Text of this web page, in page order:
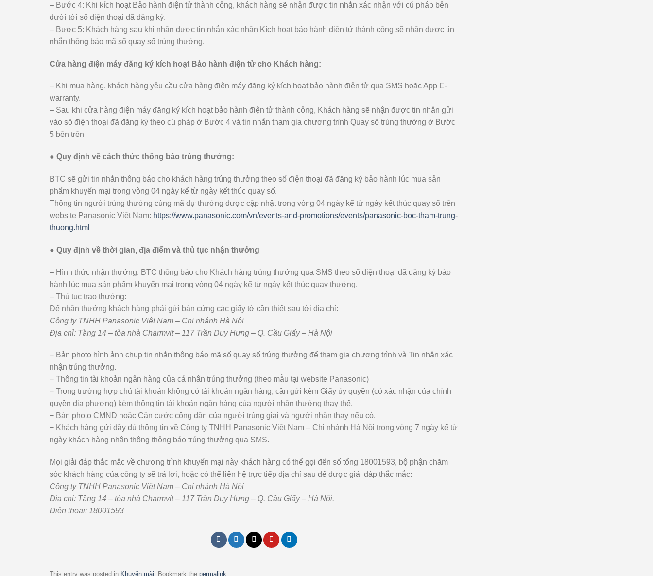
– Bước 4: Khi kích hoạt Bảo hành điện tử thành công, khách hàng sẽ nhận được tin nhắn xác nhận với cú pháp bên
dưới tới số điện thoại đã đăng ký.
– Bước 5: Khách hàng sau khi nhận được tin nhắn xác nhận Kích hoạt bảo hành điện tử thành công sẽ nhận được tin
nhắn thông báo mã số quay số trúng thưởng.
Cửa hàng điện máy đăng ký kích hoạt Bảo hành điện tử cho Khách hàng:
– Khi mua hàng, khách hàng yêu cầu cửa hàng điện máy đăng ký kích hoạt bảo hành điện tử qua SMS hoặc App E-
warranty.
– Sau khi cửa hàng điện máy đăng ký kích hoạt bảo hành điện tử thành công, Khách hàng sẽ nhận được tin nhắn gửi
vào số điện thoại đã đăng ký theo cú pháp ở Bước 4 và tin nhắn tham gia chương trình Quay số trúng thưởng ở Bước
5 bên trên
● Quy định về cách thức thông báo trúng thưởng:
BTC sẽ gửi tin nhắn thông báo cho khách hàng trúng thưởng theo số điện thoại đã đăng ký bảo hành lúc mua sản
phẩm khuyến mại trong vòng 04 ngày kể từ ngày kết thúc quay số.
Thông tin người trúng thưởng cùng mã dự thưởng được cập nhật trong vòng 04 ngày kể từ ngày kết thúc quay số trên
website Panasonic Việt Nam: https://www.panasonic.com/vn/events-and-promotions/events/panasonic-boc-tham-trung-
thuong.html
● Quy định về thời gian, địa điểm và thủ tục nhận thưởng
– Hình thức nhận thưởng: BTC thông báo cho Khách hàng trúng thưởng qua SMS theo số điện thoại đã đăng ký bảo
hành lúc mua sản phẩm khuyến mại trong vòng 04 ngày kể từ ngày kết thúc quay thưởng.
– Thủ tục trao thưởng:
Để nhận thưởng khách hàng phải gửi bản cứng các giấy tờ cần thiết sau tới địa chỉ:
Công ty TNHH Panasonic Việt Nam – Chi nhánh Hà Nội
Địa chỉ: Tầng 14 – tòa nhà Charmvit – 117 Trần Duy Hưng – Q. Cầu Giấy – Hà Nội
+ Bản photo hình ảnh chụp tin nhắn thông báo mã số quay số trúng thưởng để tham gia chương trình và Tin nhắn xác
nhận trúng thưởng.
+ Thông tin tài khoản ngân hàng của cá nhân trúng thưởng (theo mẫu tại website Panasonic)
+ Trong trường hợp chủ tài khoản không có tài khoản ngân hàng, cần gửi kèm Giấy ủy quyền (có xác nhận của chính
quyền địa phương) kèm thông tin tài khoản ngân hàng của người nhận thưởng thay thế.
+ Bản photo CMND hoặc Căn cước công dân của người trúng giải và người nhận thay nếu có.
+ Khách hàng gửi đầy đủ thông tin về Công ty TNHH Panasonic Việt Nam – Chi nhánh Hà Nội trong vòng 7 ngày kể từ
ngày khách hàng nhận thông thông báo trúng thưởng qua SMS.
Mọi giải đáp thắc mắc về chương trình khuyến mại này khách hàng có thể gọi đến số tổng 18001593, bộ phận chăm
sóc khách hàng của công ty sẽ trả lời, hoặc có thể liên hệ trực tiếp địa chỉ sau để được giải đáp thắc mắc:
Công ty TNHH Panasonic Việt Nam – Chi nhánh Hà Nội
Địa chỉ: Tầng 14 – tòa nhà Charmvit – 117 Trần Duy Hưng – Q. Cầu Giấy – Hà Nội.
Điện thoại: 18001593
This entry was posted in Khuyến mãi . Bookmark the permalink